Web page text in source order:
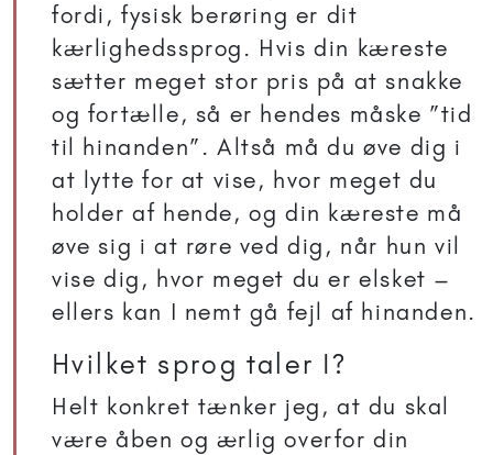
fordi, fysisk berøring er dit
kærlighedssprog. Hvis din kæreste
sætter meget stor pris på at snakke
og fortælle, så er hendes måske ”tid
til hinanden”. Altså må du øve dig i
at lytte for at vise, hvor meget du
holder af hende, og din kæreste må
øve sig i at røre ved dig, når hun vil
vise dig, hvor meget du er elsket –
ellers kan I nemt gå fejl af hinanden.
Hvilket sprog taler I?
Helt konkret tænker jeg, at du skal
være åben og ærlig overfor din